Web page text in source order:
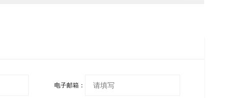
电子邮箱：